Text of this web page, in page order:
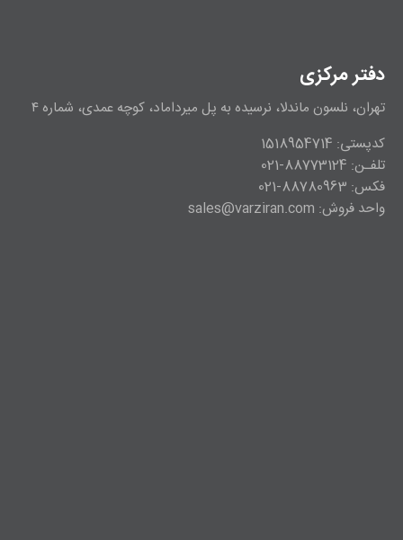
دفتر مرکزی
تهران، نلسون ماندلا، نرسیده به پل میرداماد، کوچه عمدی، شماره ۴
کدپستی: 1518954714
تلفـن: 88773124-021
فکس: 88780963-021
واحد فروش: sales@varziran.com